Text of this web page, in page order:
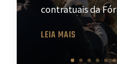
contratuais da
LEIA MAIS